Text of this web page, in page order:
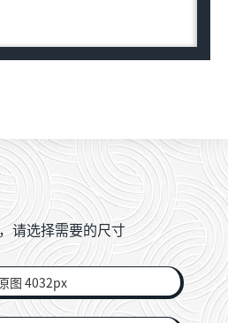
请选择需要的尺寸
图 4032px